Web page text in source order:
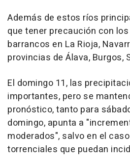
Además de estos ríos
que tener precaución con
barrancos en La Rioja,
provincias de Álava, Burgos,
El domingo 11, las
importantes, pero se
pronóstico, tanto para
domingo, apunta a
moderados", salvo en el
torrenciales que puedan